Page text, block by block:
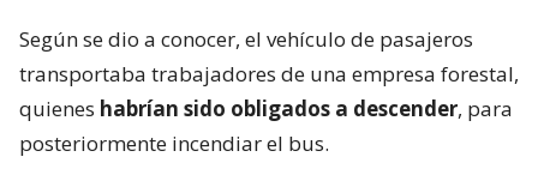
Según se dio a conocer, el vehículo de pasajeros
transportaba trabajadores de una empresa forestal,
quienes habrían sido obligados a descender, para
posteriormente incendiar el bus.